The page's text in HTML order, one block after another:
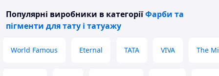
Популярні виробники в категоріїФарби та
пігменти для тату і татуажу
World Famous Eternal TATA VIVA The